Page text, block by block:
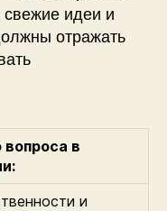
идеи и
отражать
в
и